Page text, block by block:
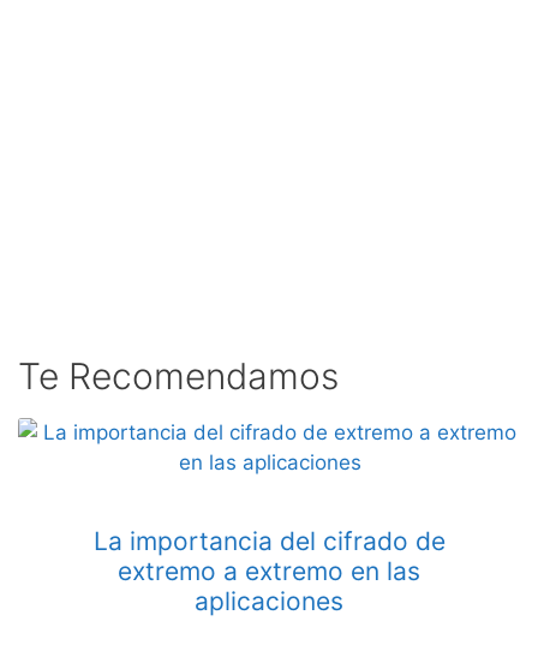
Te Recomendamos
La importancia del cifrado de
extremo a extremo en las
aplicaciones